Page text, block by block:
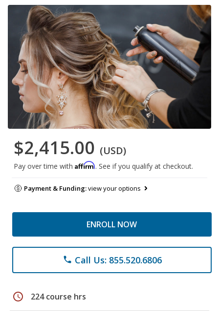
$2,415.00 (USD)
Pay over time with Affirm. See if you qualify at checkout.
Payment & Funding:view your options
ENROLL NOW
phone Call Us: 855.520.6806
schedule 224 course hrs